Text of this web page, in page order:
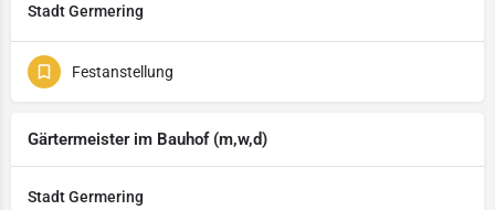
Stadt Germering
Festanstellung
Gärtermeister im Bauhof (m,w,d)
Stadt Germering